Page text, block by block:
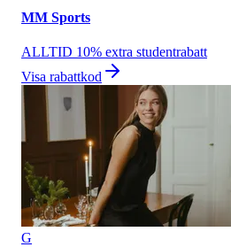
MM Sports
ALLTID 10% extra studentrabatt
Visa rabattkod
G